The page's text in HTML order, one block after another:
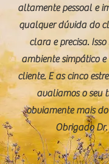
altamente pessoal e
qualquer dúvida do
clara e precisa.
ambiente simpático
cliente. E as cinco
avaliamos o seu
obviamente mais do
Obrigado